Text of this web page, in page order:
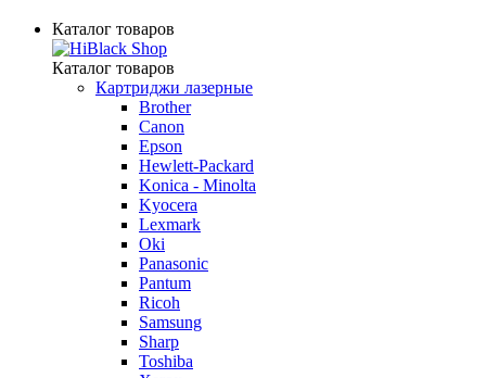
Каталог товаров
Каталог товаров
Картриджи лазерные
Brother
Canon
Epson
Hewlett-Packard
Konica - Minolta
Kyocera
Lexmark
Oki
Panasonic
Pantum
Ricoh
Samsung
Sharp
Toshiba